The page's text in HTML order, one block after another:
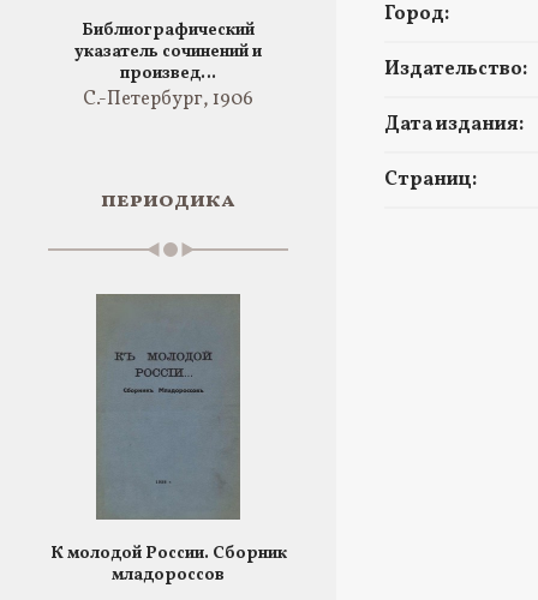
Библиографический
указатель сочинений и
произвед…
С.-Петербург, 1906
периодика
К молодой России. Сборник
младороссов
Город:
Издательство:
Дата издания:
Страниц: